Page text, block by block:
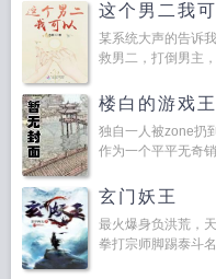
这个男二我
某系统大声的告诉
救男二，打倒男主
楼白的游戏
独自一人被zone扔
作为一个平平无奇
玄门妖王
最火爆身负洪荒，
拳打宗师脚踢泰斗